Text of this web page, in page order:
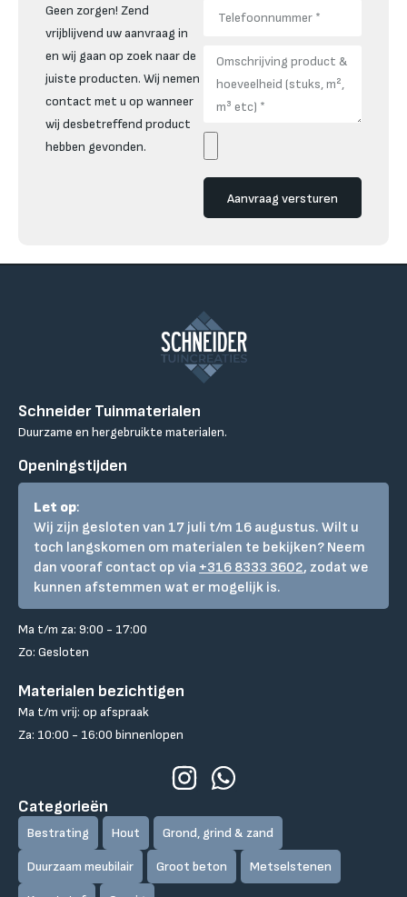
Geen zorgen! Zend
vrijblijvend uw aanvraag in
en wij gaan op zoek naar de
juiste producten. Wij nemen
contact met u op wanneer
wij desbetreffend product
hebben gevonden.
Aanvraag versturen
Schneider Tuinmaterialen
Duurzame en hergebruikte materialen.
Openingstijden
Let op:
Wij zijn gesloten van 17 juli t/m 16 augustus. Wilt u
toch langskomen om materialen te bekijken? Neem
dan vooraf contact op via +316 8333 3602, zodat we
kunnen afstemmen wat er mogelijk is.
Ma t/m za: 9:00 - 17:00
Zo: Gesloten
Materialen bezichtigen
Ma t/m vrij: op afspraak
Za: 10:00 - 16:00 binnenlopen
Categorieën
Bestrating Hout Grond, grind & zand
Duurzaam meubilair Groot beton Metselstenen